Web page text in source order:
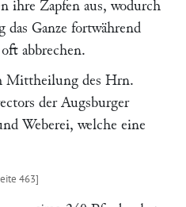
ihre Zapfen aus, wodurch
das Ganze fortwährend
abbrechen.
Mittheilung des Hrn.
der Augsburger
Weberei, welche eine